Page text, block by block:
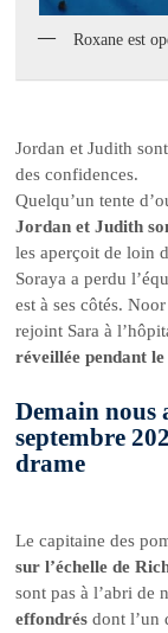
Roxane est
Jordan et Judith
des confidences.
Quelqu’un tente
Jordan et Judith
les aperçoit de loin
Soraya a perdu
est à ses côtés.
rejoint Sara à
réveillée pendant
Demain nous
septembre
drame
Le capitaine des
sur l’échelle de
sont pas à l’abri de
effondrés dont l’un